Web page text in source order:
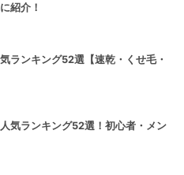
紹介！
ランキング52選【速乾・くせ毛・
気ランキング52選！初心者・メン